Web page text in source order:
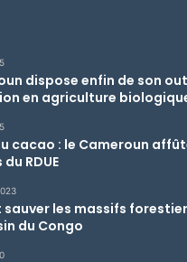
dispose enfin de son
en agriculture
cacao : le Cameroun
RDUE
les massifs
du Congo